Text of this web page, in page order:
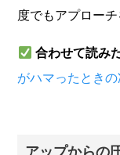
度でもアプロー
合わせて読み
がハマったとき